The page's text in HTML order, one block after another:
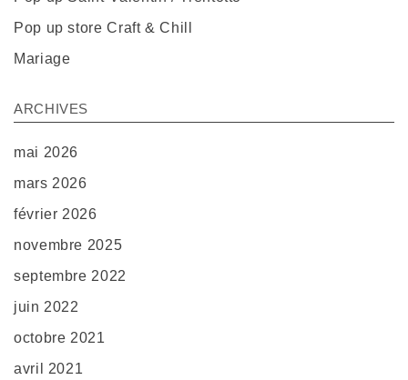
Pop up store Craft & Chill
Mariage
ARCHIVES
mai 2026
mars 2026
février 2026
novembre 2025
septembre 2022
juin 2022
octobre 2021
avril 2021